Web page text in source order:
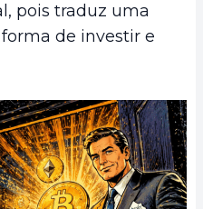
pois traduz uma
de investir e